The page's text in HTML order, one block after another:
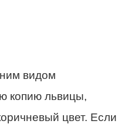
видом
копию львицы,
цвет. Если